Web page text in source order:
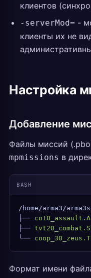
клиентов
-serverMod= -
клиенты их не
Настройка
Добавление
Файлы миссий
mpmissions в
BASH
/home/arma3/
├──
├──
└──
Формат имени